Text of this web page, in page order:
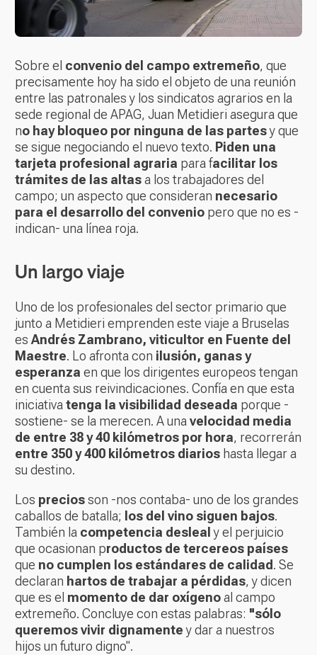
Sobre el convenio del campo extremeño, que
precisamente hoy ha sido el objeto de una reunión
entre las patronales y los sindicatos agrarios en la
sede regional de APAG, Juan Metidieri asegura que
no hay bloqueo por ninguna de las partesy que
se sigue negociando el nuevo texto. Piden una
tarjeta profesional agraria para facilitar los
trámites de las altasa los trabajadores del
campo; un aspecto que consideran necesario
para el desarrollo del convenio pero que no es -
indican- una línea roja.
Un largo viaje
Uno de los profesionales del sector primario que
junto a Metidieri emprenden este viaje a Bruselas
es Andrés Zambrano, viticultor en Fuente del
Maestre. Lo afronta con ilusión, ganas y
esperanza en que los dirigentes europeos tengan
en cuenta sus reivindicaciones. Confía en que esta
iniciativatenga la visibilidad deseada porque -
sostiene- se la merecen. A unavelocidad media
de entre 38 y 40 kilómetros por hora, recorrerán
entre 350 y 400 kilómetros diarios hasta llegar a
su destino.
Los preciosson -nos contaba- uno de los grandes
caballos de batalla; los del vino siguen bajos.
También la competencia deslealy el perjuicio
que ocasionan productos de tercereos países
que no cumplen los estándares de calidad. Se
declaran hartos de trabajar a pérdidas, y dicen
que es el momento de dar oxígenoal campo
extremeño. Concluye con estas palabras: "sólo
queremos vivir dignamentey dar a nuestros
hijos un futuro digno".